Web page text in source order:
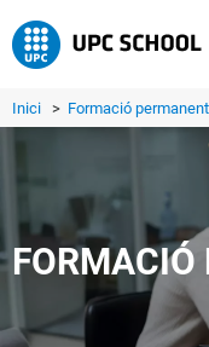
Inici > Formació permanent
FORMACIÓ